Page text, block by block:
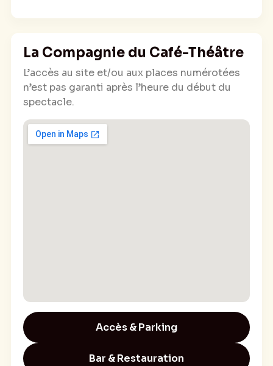
La Compagnie du Café-Théâtre
L’accès au site et/ou aux places numérotées
n’est pas garanti après l’heure du début du
spectacle.
Accès & Parking
Bar & Restauration